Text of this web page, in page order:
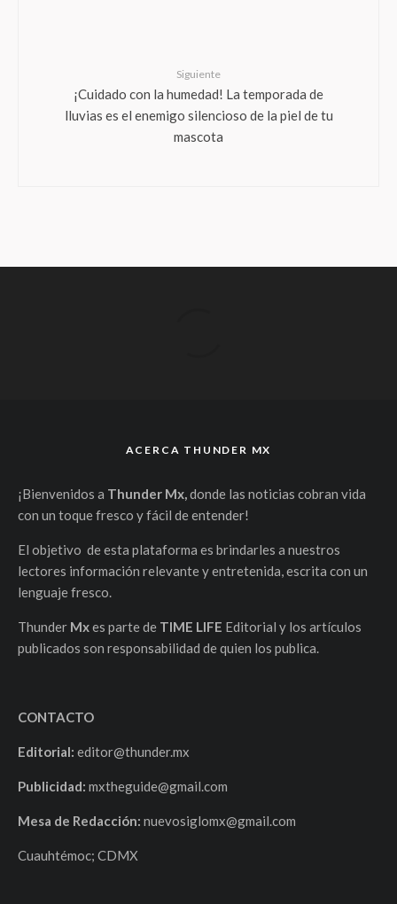
Siguiente
¡Cuidado con la humedad! La temporada de
lluvias es el enemigo silencioso de la piel de tu
mascota
ACERCA THUNDER MX
¡Bienvenidos a Thunder Mx,donde las noticias cobran vida
con un toque fresco y fácil de entender!
El objetivo de esta plataforma es brindarles a nuestros
lectores información relevante y entretenida, escrita con un
lenguaje fresco.
Thunder Mxes parte de TIME LIFE Editorial y los artículos
publicados son responsabilidad de quien los publica.
CONTACTO
Editorial: editor@thunder.mx
Publicidad: mxtheguide@gmail.com
Mesa de Redacción: nuevosiglomx@gmail.com
Cuauhtémoc; CDMX